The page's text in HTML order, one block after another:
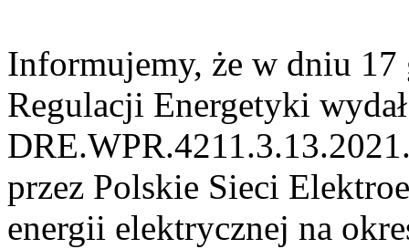
Informujemy, że w dniu 17
Regulacji Energetyki
przez Polskie Sieci
energii elektrycznej na